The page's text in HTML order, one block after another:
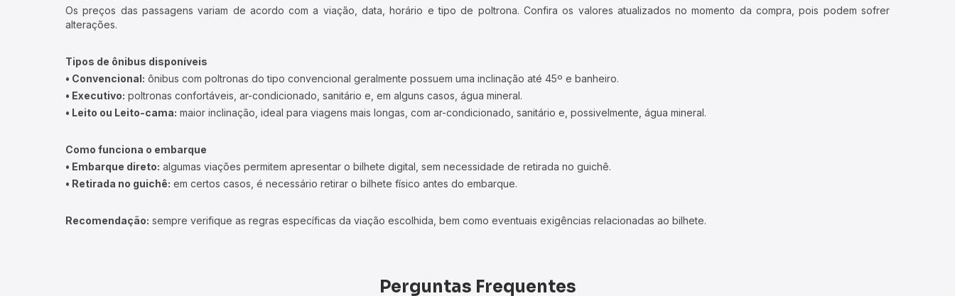
Os preços das passagens variam de acordo com a viação, data, horário e tipo de poltrona. Confira os valores atualizados no momento da compra, pois podem sofrer
alterações.
Tipos de ônibus disponíveis
• Convencional: ônibus com poltronas do tipo convencional geralmente possuem uma inclinação até 45º e banheiro.
• Executivo: poltronas confortáveis, ar-condicionado, sanitário e, em alguns casos, água mineral.
• Leito ou Leito-cama: maior inclinação, ideal para viagens mais longas, com ar-condicionado, sanitário e, possivelmente, água mineral.
Como funciona o embarque
• Embarque direto: algumas viações permitem apresentar o bilhete digital, sem necessidade de retirada no guichê.
• Retirada no guichê: em certos casos, é necessário retirar o bilhete físico antes do embarque.
Recomendação: sempre verifique as regras específicas da viação escolhida, bem como eventuais exigências relacionadas ao bilhete.
Perguntas Frequentes